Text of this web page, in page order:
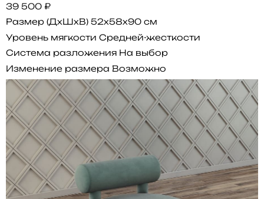
39 500 ₽
Размер (ДхШхВ) 52x58x90 см
Уровень мягкости Средней-жесткости
Система разложения На выбор
Изменение размера Возможно